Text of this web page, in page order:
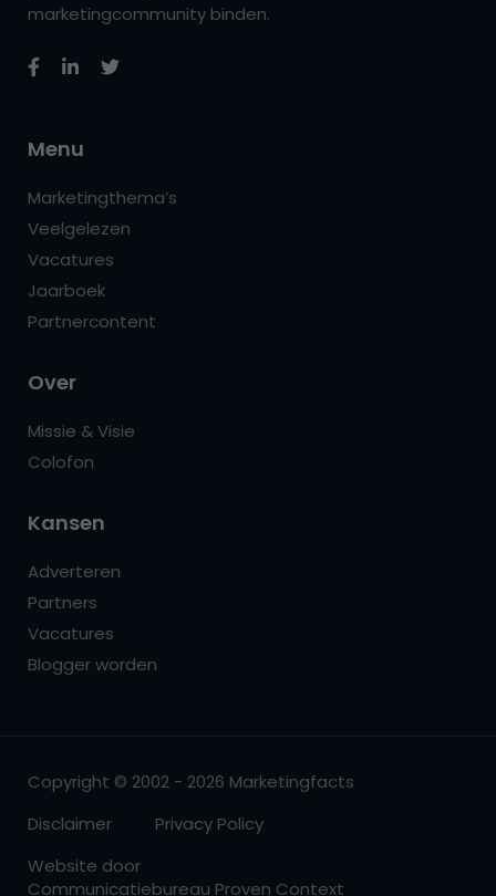
marketingcommunity binden.
Menu
Marketingthema’s
Veelgelezen
Vacatures
Jaarboek
Partnercontent
Over
Missie & Visie
Colofon
Kansen
Adverteren
Partners
Vacatures
Blogger worden
Copyright © 2002 - 2026 Marketingfacts
Disclaimer
Privacy Policy
Website door
Communicatiebureau Proven Context